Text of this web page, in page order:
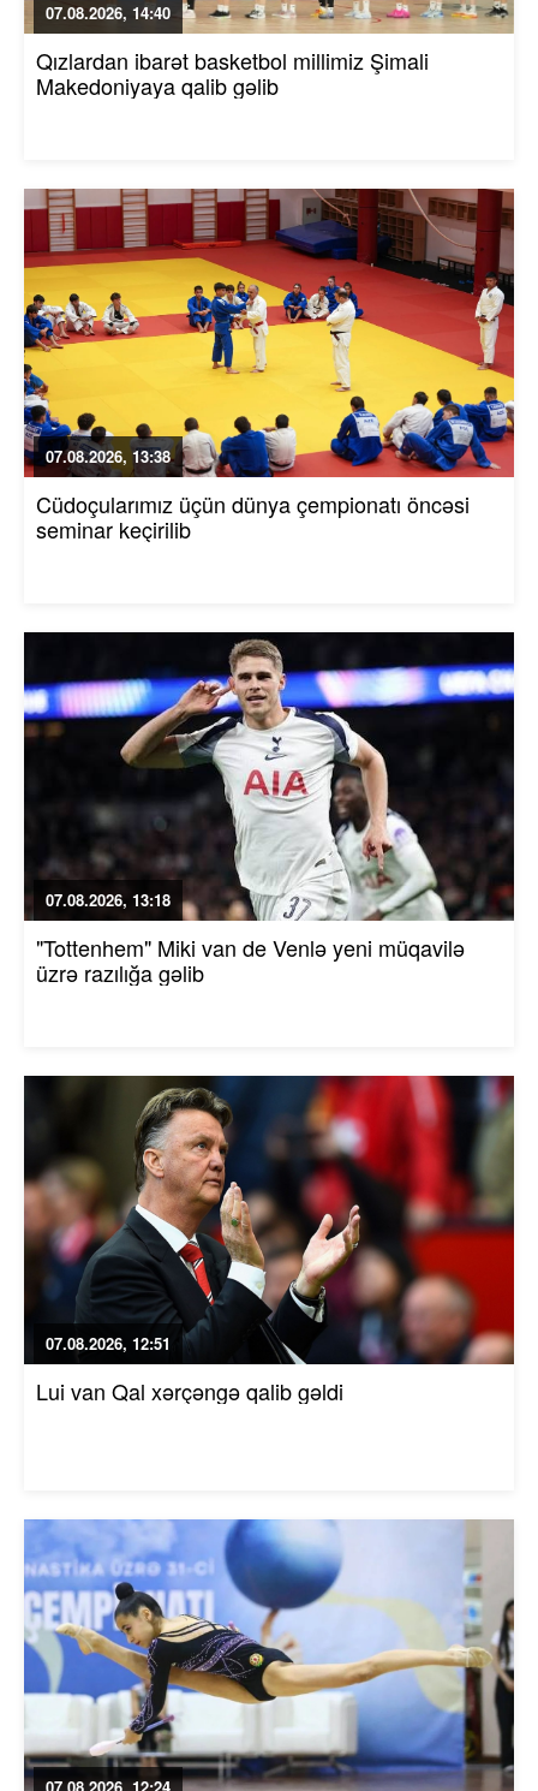
07.08.2026, 14:40
Qızlardan ibarət basketbol millimiz Şimali
Makedoniyaya qalib gəlib
07.08.2026, 13:38
Cüdoçularımız üçün dünya çempionatı öncəsi
seminar keçirilib
07.08.2026, 13:18
"Tottenhem" Miki van de Venlə yeni müqavilə
üzrə razılığa gəlib
07.08.2026, 12:51
Lui van Qal xərçəngə qalib gəldi